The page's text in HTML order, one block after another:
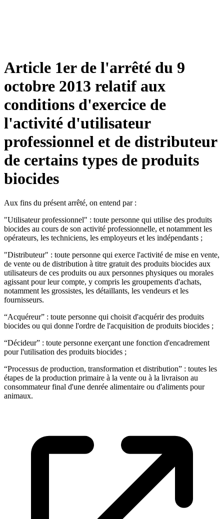
Article 1er de l'arrêté du 9
octobre 2013 relatif aux
conditions d'exercice de
l'activité d'utilisateur
professionnel et de distributeur
de certains types de produits
biocides
Aux fins du présent arrêté, on entend par :
"Utilisateur professionnel" : toute personne qui utilise des produits
biocides au cours de son activité professionnelle, et notamment les
opérateurs, les techniciens, les employeurs et les indépendants ;
"Distributeur" : toute personne qui exerce l'activité de mise en vente,
de vente ou de distribution à titre gratuit des produits biocides aux
utilisateurs de ces produits ou aux personnes physiques ou morales
agissant pour leur compte, y compris les groupements d'achats,
notamment les grossistes, les détaillants, les vendeurs et les
fournisseurs.
“Acquéreur” : toute personne qui choisit d'acquérir des produits
biocides ou qui donne l'ordre de l'acquisition de produits biocides ;
“Décideur” : toute personne exerçant une fonction d'encadrement
pour l'utilisation des produits biocides ;
“Processus de production, transformation et distribution” : toutes les
étapes de la production primaire à la vente ou à la livraison au
consommateur final d'une denrée alimentaire ou d'aliments pour
animaux.